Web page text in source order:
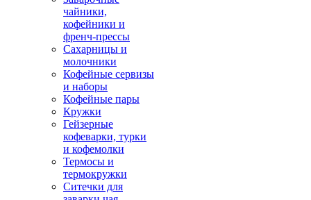
чайники,
кофейники и
френч-прессы
Сахарницы и
молочники
Кофейные сервизы
и наборы
Кофейные пары
Кружки
Гейзерные
кофеварки, турки
и кофемолки
Термосы и
термокружки
Ситечки для